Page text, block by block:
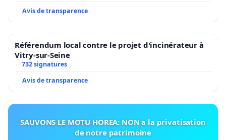
Avis de transparence
Référendum local contre le projet d'incinérateur à
Vitry-sur-Seine
732 signatures
Avis de transparence
SAUVONS LE MOTU HOREA: NON a la privatisation
de notre patrimoine